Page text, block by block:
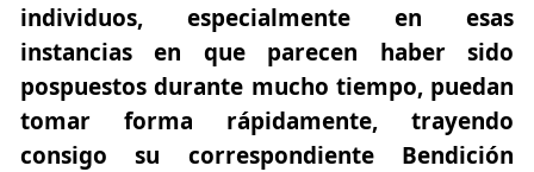
individuos, especialmente en esas
instancias en que parecen haber sido
pospuestos durante mucho tiempo, puedan
tomar forma rápidamente, trayendo
consigo su correspondienteBendición